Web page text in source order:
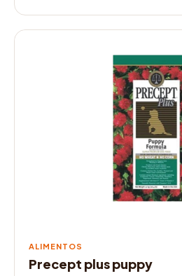
ALIMENTOS
Precept plus puppy